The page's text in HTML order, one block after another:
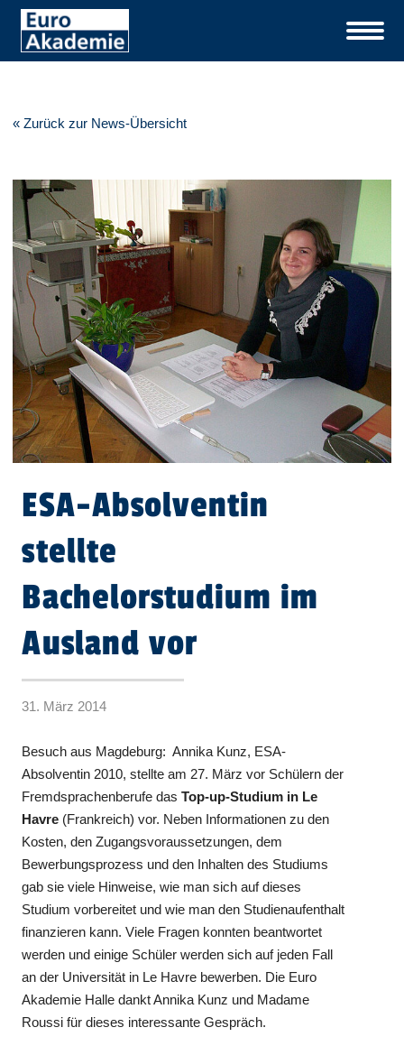
« Zurück zur News-Übersicht
ESA-Absolventin
stellte
Bachelorstudium im
Ausland vor
31. März 2014
Besuch aus Magdeburg: Annika Kunz, ESA-
Absolventin 2010, stellte am 27. März vor Schülern der
Fremdsprachenberufe dasTop-up-Studium in Le
Havre (Frankreich) vor. Neben Informationen zu den
Kosten, den Zugangsvoraussetzungen, dem
Bewerbungsprozess und den Inhalten des Studiums
gab sie viele Hinweise, wie man sich auf dieses
Studium vorbereitet und wie man den Studienaufenthalt
finanzieren kann. Viele Fragen konnten beantwortet
werden und einige Schüler werden sich auf jeden Fall
an der Universität in Le Havre bewerben. Die Euro
Akademie Halle dankt Annika Kunz und Madame
Roussi für dieses interessante Gespräch.